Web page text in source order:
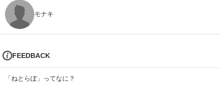
モナキ
FEEDBACK
「ねとらぼ」ってなに？